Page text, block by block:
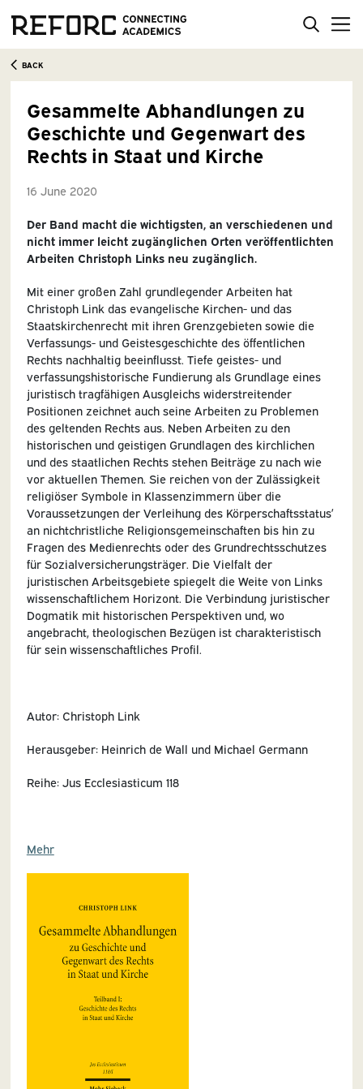
BACK
Gesammelte Abhandlungen zu
Geschichte und Gegenwart des
Rechts in Staat und Kirche
16 June 2020
Der Band macht die wichtigsten, an verschiedenen und
nicht immer leicht zugänglichen Orten veröffentlichten
Arbeiten Christoph Links neu zugänglich.
Mit einer großen Zahl grundlegender Arbeiten hat
Christoph Link das evangelische Kirchen- und das
Staatskirchenrecht mit ihren Grenzgebieten sowie die
Verfassungs- und Geistesgeschichte des öffentlichen
Rechts nachhaltig beeinflusst. Tiefe geistes- und
verfassungshistorische Fundierung als Grundlage eines
juristisch tragfähigen Ausgleichs widerstreitender
Positionen zeichnet auch seine Arbeiten zu Problemen
des geltenden Rechts aus. Neben Arbeiten zu den
historischen und geistigen Grundlagen des kirchlichen
und des staatlichen Rechts stehen Beiträge zu nach wie
vor aktuellen Themen. Sie reichen von der Zulässigkeit
religiöser Symbole in Klassenzimmern über die
Voraussetzungen der Verleihung des Körperschaftsstatus’
an nichtchristliche Religionsgemeinschaften bis hin zu
Fragen des Medienrechts oder des Grundrechtsschutzes
für Sozialversicherungsträger. Die Vielfalt der
juristischen Arbeitsgebiete spiegelt die Weite von Links
wissenschaftlichem Horizont. Die Verbindung juristischer
Dogmatik mit historischen Perspektiven und, wo
angebracht, theologischen Bezügen ist charakteristisch
für sein wissenschaftliches Profil.
Autor: Christoph Link
Herausgeber: Heinrich de Wall und Michael Germann
Reihe: Jus Ecclesiasticum 118
Mehr